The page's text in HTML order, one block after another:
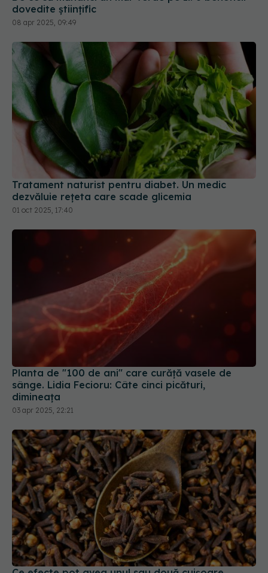
dovedite științific
08 apr 2025, 09:49
Tratament naturist pentru diabet. Un medic
dezvăluie rețeta care scade glicemia
01 oct 2025, 17:40
Planta de "100 de ani" care curăţă vasele de
sânge. Lidia Fecioru: Câte cinci picături,
dimineaţa
03 apr 2025, 22:21